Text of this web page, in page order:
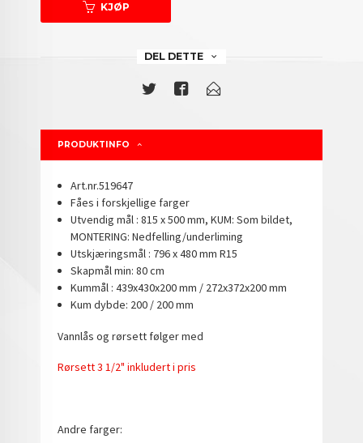
KJØP
DEL DETTE
PRODUKTINFO
Art.nr.519647
Fåes i forskjellige farger
Utvendig mål : 815 x 500 mm, KUM: Som bildet,
MONTERING: Nedfelling/underliming
Utskjæringsmål : 796 x 480 mm R15
Skapmål min: 80 cm
Kummål : 439x430x200 mm / 272x372x200 mm
Kum dybde: 200 / 200 mm
Vannlås og rørsett følger med
Rørsett 3 1/2" inkludert i pris
Andre farger: